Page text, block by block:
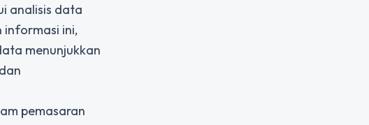
analisis data
informasi ini,
menunjukkan
pemasaran